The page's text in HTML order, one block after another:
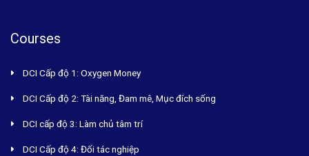
Courses
DCI Cấp độ 1: Oxygen Money
DCI Cấp độ 2: Tài năng, Đam mê, Mục đích sống
DCI cấp độ 3: Làm chủ tâm trí
DCI Cấp độ 4: Đối tác nghiệp